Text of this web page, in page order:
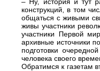
конструкций, в том
общаться с живыми
живы участники
участники Первой
архивные источники
подготовки
человека своего
Обратимся к газетам